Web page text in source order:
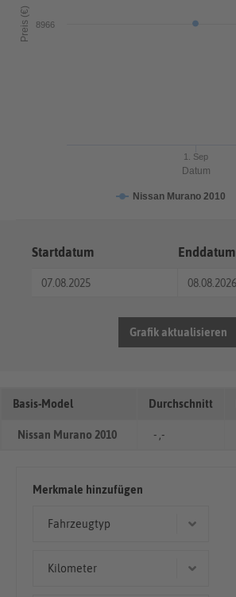
Datum
Preis (€)
Nissan Murano 2010
1. Sep
8966
Startdatum Enddatum
Grafik aktualisieren
Basis-Model Durchschnitt
Nissan Murano 2010 - ,-
Merkmale hinzufügen
Fahrzeugtyp
Kilometer